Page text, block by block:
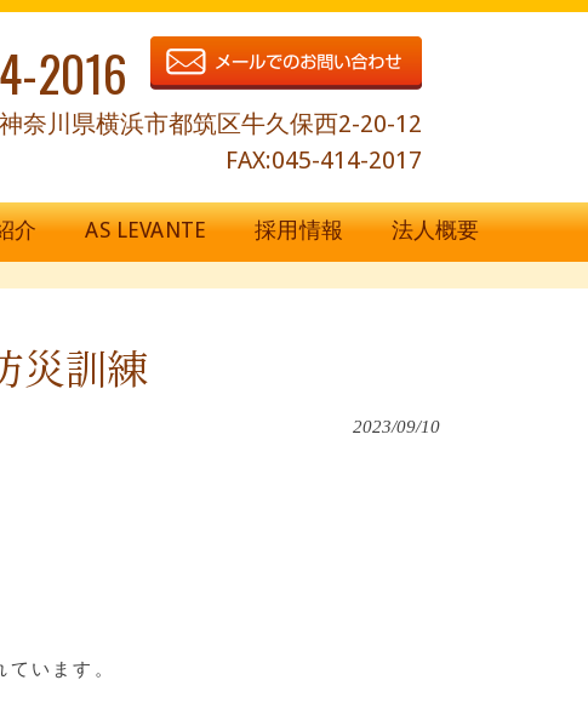
2016
神奈川県横浜市都筑区牛久保西2-20-12
FAX:045-414-2017
介 AS LEVANTE 採用情報 法人概要
訓練
2023/09/10
います。